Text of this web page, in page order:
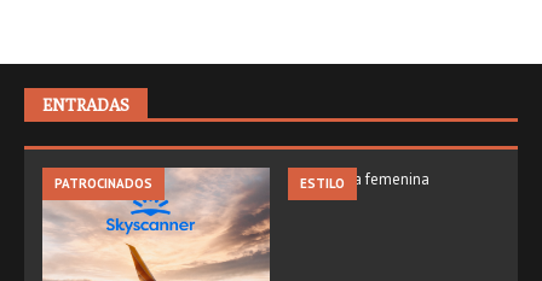
ENTRADAS
PATROCINADOS ESTILO